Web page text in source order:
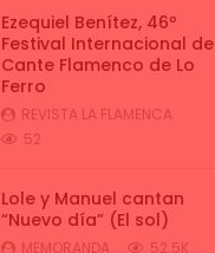
Ezequiel Benítez, 46º
Festival Internacional de
Cante Flamenco de Lo
Ferro
REVISTA LA FLAMENCA
52
Lole y Manuel cantan
“Nuevo día” (El sol)
MEMORANDA 52.5K